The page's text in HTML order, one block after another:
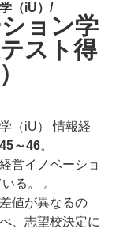
（iU）/
ョン学
スト得
（iU） 情報経
45～46。
営イノベーショ
る。 。
値が異なるの
、志望校決定に